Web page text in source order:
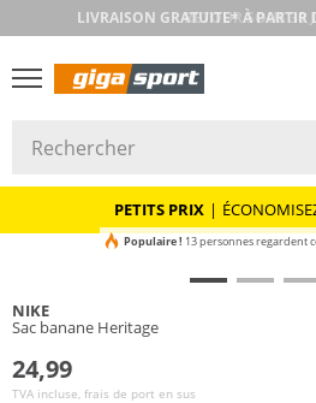
RETOUR SOUS 30
PETITS PRIX |
Populaire ! 13 personnes regardent
NIKE
Sac banane Heritage
24,99
TVA incluse, frais de port en sus